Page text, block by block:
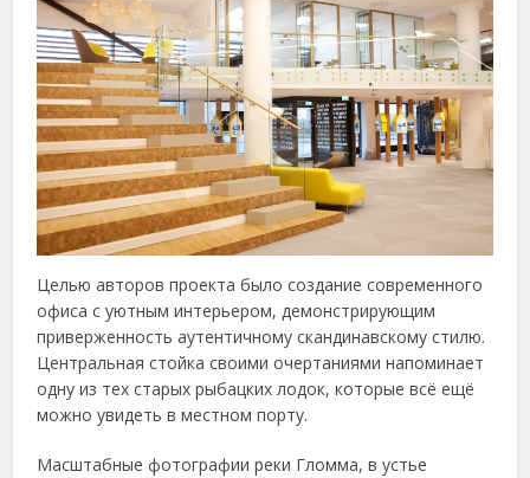
Целью авторов проекта было создание современного
офиса с уютным интерьером, демонстрирующим
приверженность аутентичному скандинавскому стилю.
Центральная стойка своими очертаниями напоминает
одну из тех старых рыбацких лодок, которые всё ещё
можно увидеть в местном порту.
Масштабные фотографии реки Гломма, в устье